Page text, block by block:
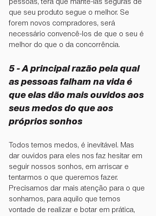
pessoas, terá que mantê-las seguras de
que seu produto segue o melhor. Se
forem novos compradores, será
necessário convencê-los de que o seu é
melhor do que o da concorrência.
5 - ⁠A principal razão pela qual
as pessoas falham na vida é
que elas dão mais ouvidos aos
seus medos do que aos
próprios sonhos
Todos temos medos, é inevitável. Mas
dar ouvidos para eles nos faz hesitar em
seguir nossos sonhos, em arriscar e
tentarmos o que queremos fazer.
Precisamos dar mais atenção para o que
sonhamos, para aquilo que temos
vontade de realizar e botar em prática,